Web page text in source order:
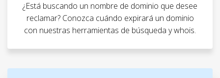
¿Está buscando un nombre de dominio que desee
reclamar? Conozca cuándo expirará un dominio
con nuestras herramientas de búsqueda y whois.